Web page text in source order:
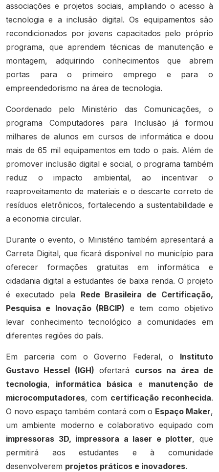
associações e projetos sociais, ampliando o acesso à
tecnologia e a inclusão digital. Os equipamentos são
recondicionados por jovens capacitados pelo próprio
programa, que aprendem técnicas de manutenção e
montagem, adquirindo conhecimentos que abrem
portas para o primeiro emprego e para o
empreendedorismo na área de tecnologia.
Coordenado pelo Ministério das Comunicações, o
programa Computadores para Inclusão já formou
milhares de alunos em cursos de informática e doou
mais de 65 mil equipamentos em todo o país. Além de
promover inclusão digital e social, o programa também
reduz o impacto ambiental, ao incentivar o
reaproveitamento de materiais e o descarte correto de
resíduos eletrônicos, fortalecendo a sustentabilidade e
a economia circular.
Durante o evento, o Ministério também apresentará a
Carreta Digital, que ficará disponível no município para
oferecer formações gratuitas em informática e
cidadania digital a estudantes de baixa renda. O projeto
é executado pela Rede Brasileira de Certificação,
Pesquisa e Inovação (RBCIP) e tem como objetivo
levar conhecimento tecnológico a comunidades em
diferentes regiões do país.
Em parceria com o Governo Federal, o Instituto
Gustavo Hessel (IGH) ofertará cursos na área de
tecnologia, informática básica e manutenção de
microcomputadores, com certificação reconhecida.
O novo espaço também contará com o Espaço Maker,
um ambiente moderno e colaborativo equipado com
impressoras 3D, impressora a laser e plotter, que
permitirá aos estudantes e à comunidade
desenvolverem projetos práticos e inovadores.